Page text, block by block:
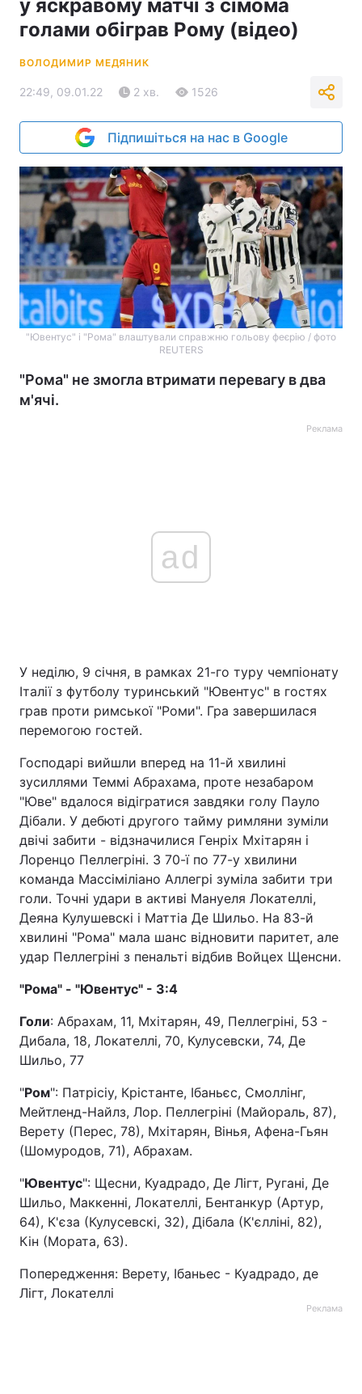
у яскравому матчі з сімома
голами обіграв Рому (відео)
ВОЛОДИМИР МЕДЯНИК
22:49, 09.01.22 2 хв. 1526
Підпишіться на нас в Google
"Ювентус" і "Рома" влаштували справжню гольову феєрію / фото
REUTERS
"Рома" не змогла втримати перевагу в два
м'ячі.
Реклама
ad
У неділю, 9 січня, в рамках 21-го туру чемпіонату
Італії з футболу туринський "Ювентус" в гостях
грав проти римської "Роми". Гра завершилася
перемогою гостей.
Господарі вийшли вперед на 11-й хвилині
зусиллями Теммі Абрахама, проте незабаром
"Юве" вдалося відігратися завдяки голу Пауло
Дібали. У дебюті другого тайму римляни зуміли
двічі забити - відзначилися Генріх Мхітарян і
Лоренцо Пеллегріні. З 70-ї по 77-у хвилини
команда Массіміліано Аллегрі зуміла забити три
голи. Точні удари в активі Мануеля Локателлі,
Деяна Кулушевскі і Маттіа Де Шильо. На 83-й
хвилині "Рома" мала шанс відновити паритет, але
удар Пеллегріні з пенальті відбив Войцех Щенсни.
"Рома" - "Ювентус" - 3:4
Голи: Абрахам, 11, Мхітарян, 49, Пеллегріні, 53 -
Дибала, 18, Локателлі, 70, Кулусевски, 74, Де
Шильо, 77
"Ром": Патрісіу, Крістанте, Ібаньєс, Смоллінг,
Мейтленд-Найлз, Лор. Пеллегріні (Майораль, 87),
Верету (Перес, 78), Мхітарян, Вінья, Афена-Гьян
(Шомуродов, 71), Абрахам.
"Ювентус": Щесни, Куадрадо, Де Лігт, Ругані, Де
Шильо, Маккенні, Локателлі, Бентанкур (Артур,
64), К'єза (Кулусевскі, 32), Дібала (К'єлліні, 82),
Кін (Мората, 63).
Попередження: Верету, Ібаньес - Куадрадо, де
Лігт, Локателлі
Реклама